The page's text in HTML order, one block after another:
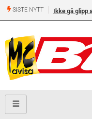
SISTE NYTT Ikke gå glipp